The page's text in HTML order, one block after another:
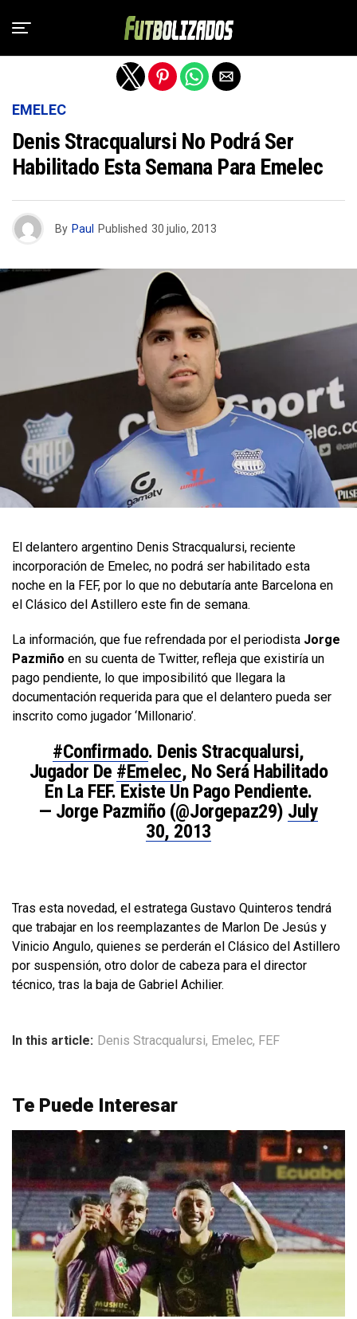
EMELEC
Denis Stracqualursi No Podrá Ser
Habilitado Esta Semana Para Emelec
By Paul Published 30 julio, 2013
El delantero argentino Denis Stracqualursi, reciente
incorporación de Emelec, no podrá ser habilitado esta
noche en la FEF, por lo que no debutaría ante Barcelona en
el Clásico del Astillero este fin de semana.
La información, que fue refrendada por el periodista Jorge
Pazmiño en su cuenta de Twitter, refleja que existiría un
pago pendiente, lo que imposibilitó que llegara la
documentación requerida para que el delantero pueda ser
inscrito como jugador ‘Millonario’.
#Confirmado. Denis Stracqualursi,
Jugador De #Emelec, No Será Habilitado
En La FEF. Existe Un Pago Pendiente.
— Jorge Pazmiño (@jorgepaz29) July
30, 2013
Tras esta novedad, el estratega Gustavo Quinteros tendrá
que trabajar en los reemplazantes de Marlon De Jesús y
Vinicio Angulo, quienes se perderán el Clásico del Astillero
por suspensión, otro dolor de cabeza para el director
técnico, tras la baja de Gabriel Achilier.
In this article: Denis Stracqualursi, Emelec, FEF
Te Puede Interesar
Salir de la versión móvil